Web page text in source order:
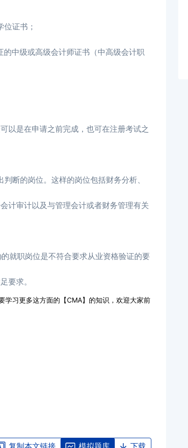
证书；
中级或高级会计师证书（中高级会计职
是在申请之前完成，也可在注册考试之
断的岗位。这样的岗位包括财务分析、
计审计以及与管理会计或者财务管理有关
就职岗位是不符合要求从业资格验证的要
要求。
学习更多这方面的【CMA】的知识，欢迎大家前
11-12